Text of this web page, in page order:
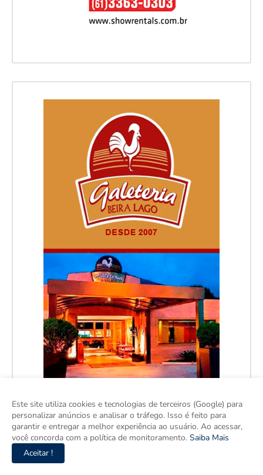
Este site utiliza cookies e tecnologias de terceiros (Google) para
personalizar anúncios e analisar o tráfego. Isso é feito para
garantir e entregar a melhor experiência ao usuário. Ao acessar,
você concorda com a política de monitoramento. Saiba Mais
Aceitar !